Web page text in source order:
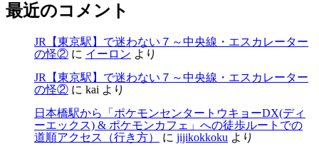
最近のコメント
JR【東京駅】で迷わない７～中央線・エスカレーター
の怪② に イーロン より
JR【東京駅】で迷わない７～中央線・エスカレーター
の怪② に kai より
日本橋駅から「ポケモンセンタートウキョーDX(ディ
ーエックス) & ポケモンカフェ」への徒歩ルートでの
道順アクセス（行き方）
に jijikokkoku より